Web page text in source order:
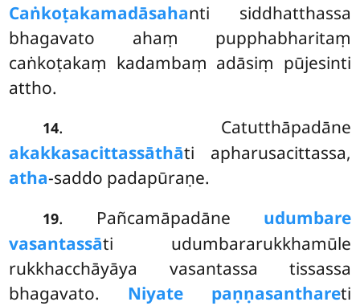
Caṅkoṭakamadāsahanti siddhatthassa
bhagavato ahaṃ pupphabharitaṃ
caṅkoṭakaṃ kadambaṃ adāsiṃ pūjesinti
attho.
14. Catutthāpadāne
akakkasacittassāthāti apharusacittassa,
atha-saddo padapūraṇe.
19. Pañcamāpadāne udumbare
vasantassāti udumbararukkhamūle
rukkhacchāyāya vasantassa tissassa
bhagavato. Niyate paṇṇasanthareti